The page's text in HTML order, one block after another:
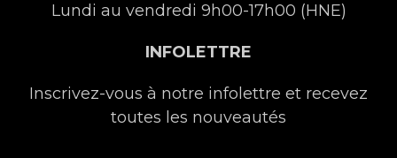
Lundi au vendredi 9h00-17h00 (HNE)
INFOLETTRE
Inscrivez-vous à notre infolettre et recevez
toutes les nouveautés